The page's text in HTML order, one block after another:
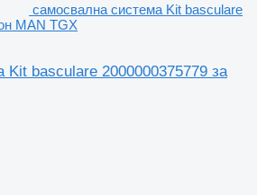
самосвална система Kit basculare
MAN TGX
basculare 2000000375779 за